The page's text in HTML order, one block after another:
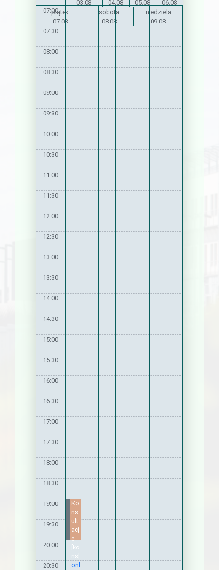
03.08
04.08
05.08
06.08
piątek
07.08
sobota
08.08
niedziela
09.08
07:00
07:30
08:00
08:30
09:00
09:30
10:00
10:30
11:00
11:30
12:00
12:30
13:00
13:30
14:00
14:30
15:00
15:30
16:00
16:30
17:00
17:30
18:00
18:30
19:00
Ko
ns
ult
acj
e
[ko
ns]
onl
19:30
20:00
20:30